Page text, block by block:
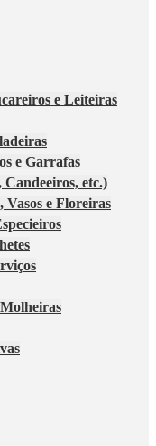
e Leiteiras
e Garrafas
etc.)
Vasos e Floreiras